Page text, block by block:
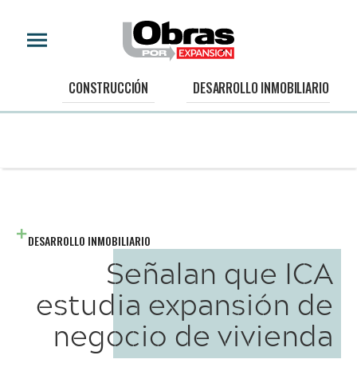
CONSTRUCCIÓN DESARROLLO INMOBILIARIO
DESARROLLO INMOBILIARIO
Señalan que ICA
estudia expansión de
negocio de vivienda